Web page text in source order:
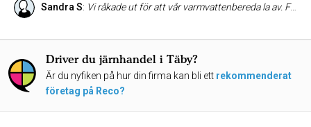
Sandra S: Vi råkade ut för att vår varmvattenbereda la av. Från första stunden tills arbetet blev klart har det fungerar felfritt, nästan perfekt. Några dagar senare har vi nu en ny, fungerande varmvattenbredera, och gamla är bortforslad av Johan. Allt detta trots att semesterperiod i Sverige är inledd. Fantastiskt. Jag sa till min sambo igår kväll, att jag knappt trodde att det längre finns så pass professionella hantverkare som Johan var. Ingen tvekan om att vi kommer att anlita Johan framöver också och göra vårt bästa att rekommendera honom till våra nära och kära och arbetskollegor. Tack Johan!!!
Driver du järnhandel i Täby?
Är du nyfiken på hur din firma kan bli ett rekommenderat
företag på Reco?